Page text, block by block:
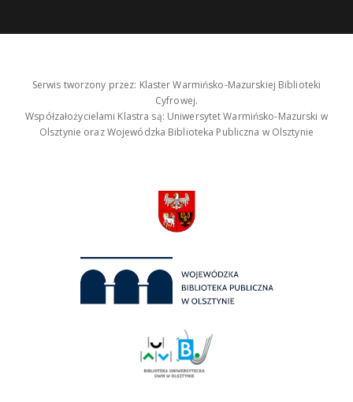
Serwis tworzony przez: Klaster Warmińsko-Mazurskiej Biblioteki
Cyfrowej.
Współzałożycielami Klastra są: Uniwersytet Warmińsko-Mazurski w
Olsztynie oraz Wojewódzka Biblioteka Publiczna w Olsztynie